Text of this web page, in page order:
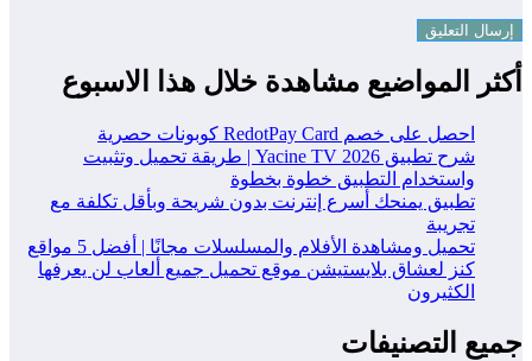
أكثر المواضيع مشاهدة خلال هذا الاسبوع
احصل على خصم RedotPay Card كوبونات حصرية
شرح تطبيق Yacine TV 2026 | طريقة تحميل وتثبيت
واستخدام التطبيق خطوة بخطوة
تطبيق يمنحك أسرع إنترنت بدون شريحة وبأقل تكلفة مع
تجريبة
تحميل ومشاهدة الأفلام والمسلسلات مجانًا | أفضل 5 مواقع
كنز لعشاق بلايستيشن موقع تحميل جميع ألعاب لن يعرفها
الكثيرون
جميع التصنيفات